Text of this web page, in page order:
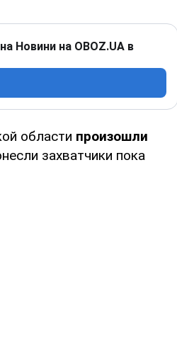
Новини на OBOZ.UA в
области произошли
захватчики пока